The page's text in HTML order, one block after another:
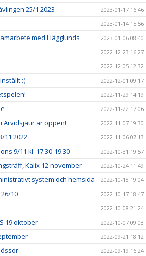
25/1 2023 2023-01-17 16:46
2023-01-14 15:56
med Hägglunds 2023-01-06 08:40
2022-12-23 16:27
2022-12-05 12:32
:( 2022-12-01 09:17
2022-11-29 14:19
2022-11-22 17:06
Arvidsjaur är öppen! 2022-11-07 19:30
11 2022 2022-11-06 07:13
9/11 kl. 17.30-19.30 2022-10-31 19:57
Kalix 12 november 2022-10-24 11:49
system och hemsida 2022-10-18 19:04
10 2022-10-17 18:47
2022-10-08 21:24
19 oktober 2022-10-07 09:08
2022-09-21 18:12
2022-09-19 16:24